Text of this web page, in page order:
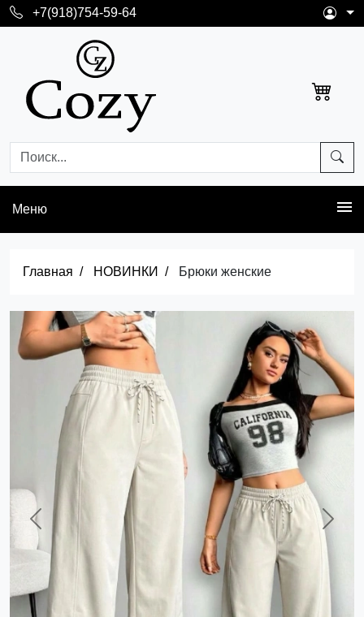
+7(918)754-59-64
Меню
Главная НОВИНКИ Брюки женские
Previous Next